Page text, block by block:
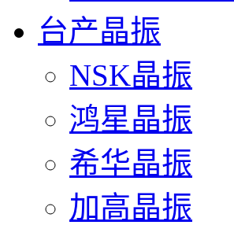
台产晶振
NSK晶振
鸿星晶振
希华晶振
加高晶振